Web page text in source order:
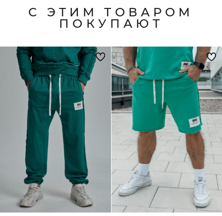
С ЭТИМ ТОВАРОМ
ПОКУПАЮТ